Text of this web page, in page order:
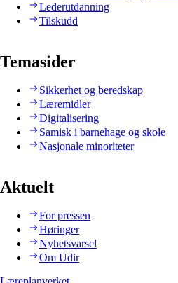
Lederutdanning
Tilskudd
Temasider
Sikkerhet og beredskap
Læremidler
Digitalisering
Samisk i barnehage og skole
Nasjonale minoriteter
Aktuelt
For pressen
Høringer
Nyhetsvarsel
Om Udir